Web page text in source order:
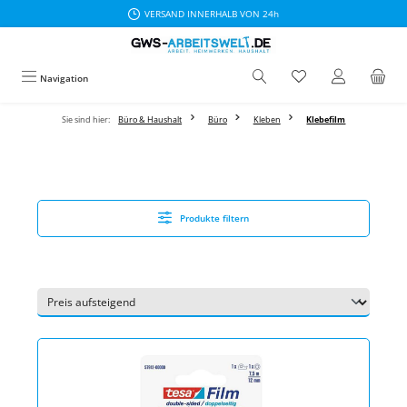
VERSAND INNERHALB VON 24h
Navigation
Sie sind hier: Büro & Haushalt Büro Kleben Klebefilm
Produkte filtern